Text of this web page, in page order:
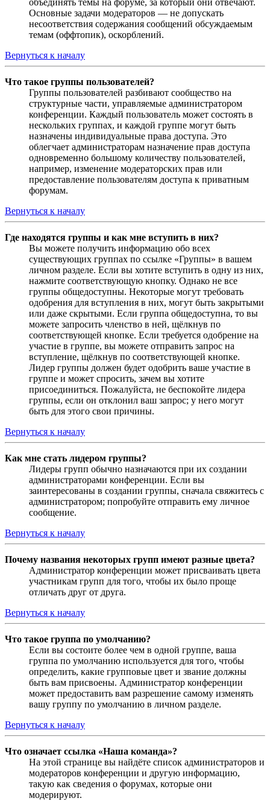
объединять темы на форуме, за который они отвечают.
Основные задачи модераторов — не допускать
несоответствия содержания сообщений обсуждаемым
темам (оффтопик), оскорблений.
Вернуться к началу
Что такое группы пользователей?
Группы пользователей разбивают сообщество на
структурные части, управляемые администратором
конференции. Каждый пользователь может состоять в
нескольких группах, и каждой группе могут быть
назначены индивидуальные права доступа. Это
облегчает администраторам назначение прав доступа
одновременно большому количеству пользователей,
например, изменение модераторских прав или
предоставление пользователям доступа к приватным
форумам.
Вернуться к началу
Где находятся группы и как мне вступить в них?
Вы можете получить информацию обо всех
существующих группах по ссылке «Группы» в вашем
личном разделе. Если вы хотите вступить в одну из них,
нажмите соответствующую кнопку. Однако не все
группы общедоступны. Некоторые могут требовать
одобрения для вступления в них, могут быть закрытыми
или даже скрытыми. Если группа общедоступна, то вы
можете запросить членство в ней, щёлкнув по
соответствующей кнопке. Если требуется одобрение на
участие в группе, вы можете отправить запрос на
вступление, щёлкнув по соответствующей кнопке.
Лидер группы должен будет одобрить ваше участие в
группе и может спросить, зачем вы хотите
присоединиться. Пожалуйста, не беспокойте лидера
группы, если он отклонил ваш запрос; у него могут
быть для этого свои причины.
Вернуться к началу
Как мне стать лидером группы?
Лидеры групп обычно назначаются при их создании
администраторами конференции. Если вы
заинтересованы в создании группы, сначала свяжитесь с
администратором; попробуйте отправить ему личное
сообщение.
Вернуться к началу
Почему названия некоторых групп имеют разные цвета?
Администратор конференции может присваивать цвета
участникам групп для того, чтобы их было проще
отличать друг от друга.
Вернуться к началу
Что такое группа по умолчанию?
Если вы состоите более чем в одной группе, ваша
группа по умолчанию используется для того, чтобы
определить, какие групповые цвет и звание должны
быть вам присвоены. Администратор конференции
может предоставить вам разрешение самому изменять
вашу группу по умолчанию в личном разделе.
Вернуться к началу
Что означает ссылка «Наша команда»?
На этой странице вы найдёте список администраторов и
модераторов конференции и другую информацию,
такую как сведения о форумах, которые они
модерируют.